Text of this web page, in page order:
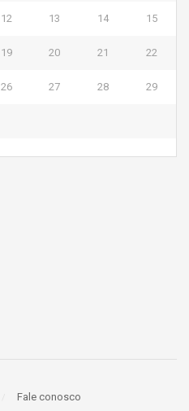
12 13 14 15
19 20 21 22
26 27 28 29
Fale conosco